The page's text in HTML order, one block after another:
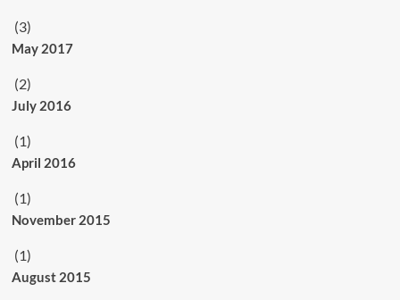
(3)
May 2017
(2)
July 2016
(1)
April 2016
(1)
November 2015
(1)
August 2015